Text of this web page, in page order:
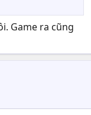
Game ra cũng